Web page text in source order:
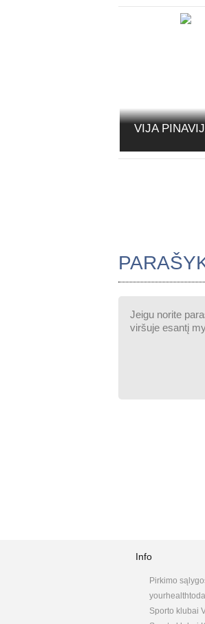
VIJA
Info
Pirkimo
Sporto klubai